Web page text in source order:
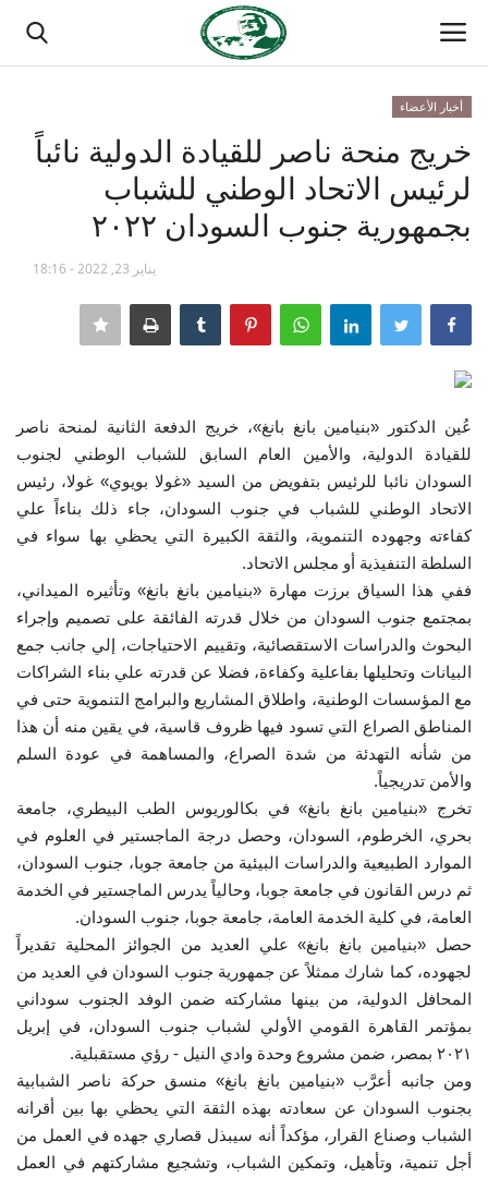
الصفحة الرئيسية
مدرسة الطليعة الوطنية
منتدى ناصر الدولي
مصر
فريق العمل
إرث جمال عبدالناصر
أخبار
شروط وأحكام منحة ناصر للقيادة الدولية
منحة ناصر للقيادة الدولية
مرجعياتنا
المواطن العالمي
الرواد
فرص
وثائق
الفيديوهات
الرعاة
الشركاء
أخبار الأعضاء
خريج منحة ناصر للقيادة الدولية نائباً
لرئيس الاتحاد الوطني للشباب
بجمهورية جنوب السودان ٢٠٢٢
يناير 23, 2022 - 18:16
عُين الدكتور «بنيامين بانغ بانغ»، خريج الدفعة الثانية لمنحة ناصر
للقيادة الدولية، والأمين العام السابق للشباب الوطني لجنوب
السودان نائبا للرئيس بتفويض من السيد «غولا بويوي» غولا، رئيس
الاتحاد الوطني للشباب في جنوب السودان، جاء ذلك بناءاً علي
كفاءته وجهوده التنموية، والثقة الكبيرة التي يحظي بها سواء في
السلطة التنفيذية أو مجلس الاتحاد.
ففي هذا السياق برزت مهارة «بنيامين بانغ بانغ» وتأثيره الميداني،
بمجتمع جنوب السودان من خلال قدرته الفائقة على تصميم وإجراء
البحوث والدراسات الاستقصائية، وتقييم الاحتياجات، إلي جانب جمع
البيانات وتحليلها بفاعلية وكفاءة، فضلا عن قدرته علي بناء الشراكات
مع المؤسسات الوطنية، واطلاق المشاريع والبرامج التنموية حتى في
المناطق الصراع التي تسود فيها ظروف قاسية، في يقين منه أن هذا
من شأنه التهدئة من شدة الصراع، والمساهمة في عودة السلم
والأمن تدريجياً.
تخرج «بنيامين بانغ بانغ» في بكالوريوس الطب البيطري، جامعة
بحري، الخرطوم، السودان، وحصل درجة الماجستير في العلوم في
الموارد الطبيعية والدراسات البيئية من جامعة جوبا، جنوب السودان،
ثم درس القانون في جامعة جوبا، وحالياً يدرس الماجستير في الخدمة
العامة، في كلية الخدمة العامة، جامعة جوبا، جنوب السودان.
حصل «بنيامين بانغ بانغ» علي العديد من الجوائز المحلية تقديراً
لجهوده، كما شارك ممثلاً عن جمهورية جنوب السودان في العديد من
المحافل الدولية، من بينها مشاركته ضمن الوفد الجنوب سوداني
بمؤتمر القاهرة القومي الأولي لشباب جنوب السودان، في إبريل
٢٠٢١ بمصر، ضمن مشروع وحدة وادي النيل - رؤي مستقبلية.
ومن جانبه أعرَّب «بنيامين بانغ بانغ» منسق حركة ناصر الشبابية
بجنوب السودان عن سعادته بهذه الثقة التي يحظي بها بين أقرانه
الشباب وصناع القرار، مؤكداً أنه سيبذل قصاري جهده في العمل من
أجل تنمية، وتأهيل، وتمكين الشباب، وتشجيع مشاركتهم في العمل